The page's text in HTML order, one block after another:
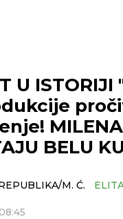
U ISTORIJI
BELU
M. Ć.
08:45